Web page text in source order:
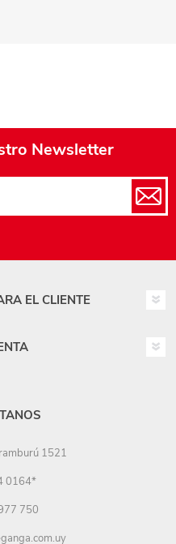
Newsletter
EL CLIENTE
1521
0164*
750